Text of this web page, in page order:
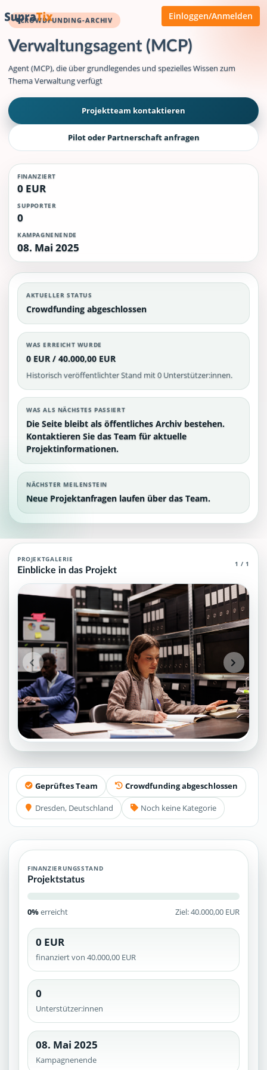
Einloggen/Anmelden
CROWDFUNDING-ARCHIV
Verwaltungsagent (MCP)
Agent (MCP), die über grundlegendes und spezielles Wissen zum
Thema Verwaltung verfügt
Projektteam kontaktieren
Pilot oder Partnerschaft anfragen
FINANZIERT
0 EUR
SUPPORTER
0
KAMPAGNENENDE
08. Mai 2025
AKTUELLER STATUS
Crowdfunding abgeschlossen
WAS ERREICHT WURDE
0 EUR / 40.000,00 EUR
Historisch veröffentlichter Stand mit 0 Unterstützer:innen.
WAS ALS NÄCHSTES PASSIERT
Die Seite bleibt als öffentliches Archiv bestehen.
Kontaktieren Sie das Team für aktuelle
Projektinformationen.
NÄCHSTER MEILENSTEIN
Neue Projektanfragen laufen über das Team.
Verwaltungsagent (MCP)
Verwaltungsagent (MCP): Teamprofil, Hintergrund und
Projektteam: SupraTix GmbH.
Historischer Finanzierungsstand: 0 EUR von 40.000,00 EUR.
Unterstützer:innen: 0. Erreicht: 0 Prozent.
Historisch veröffentlichte Unterstützungsoptionen: 4.
Aktiver Seitenabschnitt: team.
Qualitätssicherung: Kanonische URL, Robots-Angaben,
PROJEKTGALERIE
Einblicke in das Projekt 1 / 1
Geprüftes Team Crowdfunding abgeschlossen
Dresden, Deutschland Noch keine Kategorie
FINANZIERUNGSSTAND
Projektstatus
0%erreicht Ziel: 40.000,00 EUR
0 EUR
finanziert von 40.000,00 EUR
0
Unterstützer:innen
08. Mai 2025
Kampagnenende